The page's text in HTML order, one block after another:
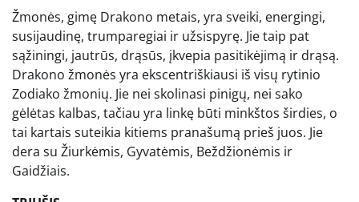
Žmonės, gimę Drakono metais, yra sveiki, energingi,
susijaudinę, trumparegiai ir užsispyrę. Jie taip pat
sąžiningi, jautrūs, drąsūs, įkvepia pasitikėjimą ir drąsą.
Drakono žmonės yra ekscentriškiausi iš visų rytinio
Zodiako žmonių. Jie nei skolinasi pinigų, nei sako
gėlėtas kalbas, tačiau yra linkę būti minkštos širdies, o
tai kartais suteikia kitiems pranašumą prieš juos. Jie
dera su Žiurkėmis, Gyvatėmis, Beždžionėmis ir
Gaidžiais.